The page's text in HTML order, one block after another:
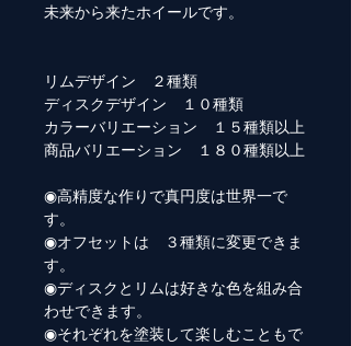
未来から来たホイールです。
リムデザイン ２種類
ディスクデザイン １０種類
カラーバリエーション １５種類以上
商品バリエーション １８０種類以上
◉高精度な作りで真円度は世界一で
す。
◉オフセットは ３種類に変更できま
す。
◉ディスクとリムは好きな色を組み合
わせできます。
◉それぞれを塗装して楽しむこともで